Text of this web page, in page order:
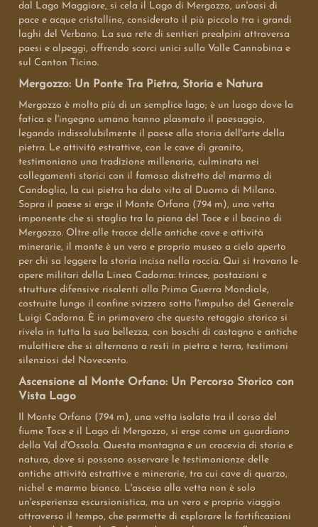
dal Lago Maggiore, si cela il Lago di Mergozzo, un'oasi di
pace e acque cristalline, considerato il più piccolo tra i grandi
laghi del Verbano. La sua rete di sentieri prealpini attraversa
paesi e alpeggi, offrendo scorci unici sulla Valle Cannobina e
sul Canton Ticino.
Mergozzo: Un Ponte Tra Pietra, Storia e Natura
Mergozzo è molto più di un semplice lago; è un luogo dove la
fatica e l'ingegno umano hanno plasmato il paesaggio,
legando indissolubilmente il paese alla storia dell'arte della
pietra. Le attività estrattive, con le cave di granito,
testimoniano una tradizione millenaria, culminata nei
collegamenti storici con il famoso distretto del marmo di
Candoglia, la cui pietra ha dato vita al Duomo di Milano.
Sopra il paese si erge il Monte Orfano (794 m), una vetta
imponente che si staglia tra la piana del Toce e il bacino di
Mergozzo. Oltre alle tracce delle antiche cave e attività
minerarie, il monte è un vero e proprio museo a cielo aperto
per chi sa leggere la storia incisa nella roccia. Qui si trovano le
opere militari della Linea Cadorna: trincee, postazioni e
strutture difensive risalenti alla Prima Guerra Mondiale,
costruite lungo il confine svizzero sotto l'impulso del Generale
Luigi Cadorna. È in primavera che questo retaggio storico si
rivela in tutta la sua bellezza, con boschi di castagno e antiche
mulattiere che si alternano a resti in pietra e terra, testimoni
silenziosi del Novecento.
Ascensione al Monte Orfano: Un Percorso Storico con
Vista Lago
Il Monte Orfano (794 m), una vetta isolata tra il corso del
fiume Toce e il Lago di Mergozzo, si erge come un guardiano
della Val d'Ossola. Questa montagna è un crocevia di storia e
natura, dove si possono osservare le testimonianze delle
antiche attività estrattive e minerarie, tra cui cave di quarzo,
nichel e marmo bianco. L'ascesa alla vetta non è solo
un'esperienza escursionistica, ma un vero e proprio viaggio
attraverso il tempo, che permette di esplorare le fortificazioni